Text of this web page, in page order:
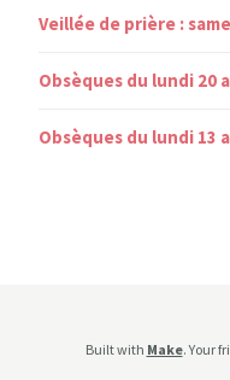
Veillée de prière :
Obsèques du lundi 20
Obsèques du lundi 13
Built with Make. Your